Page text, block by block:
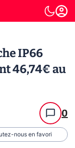
IP66
46,74€ au
0
nous en favori